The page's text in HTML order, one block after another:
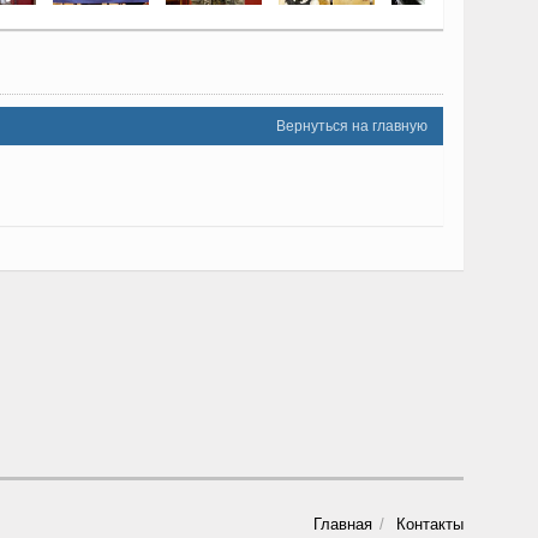
Вернуться на главную
Главная Контакты